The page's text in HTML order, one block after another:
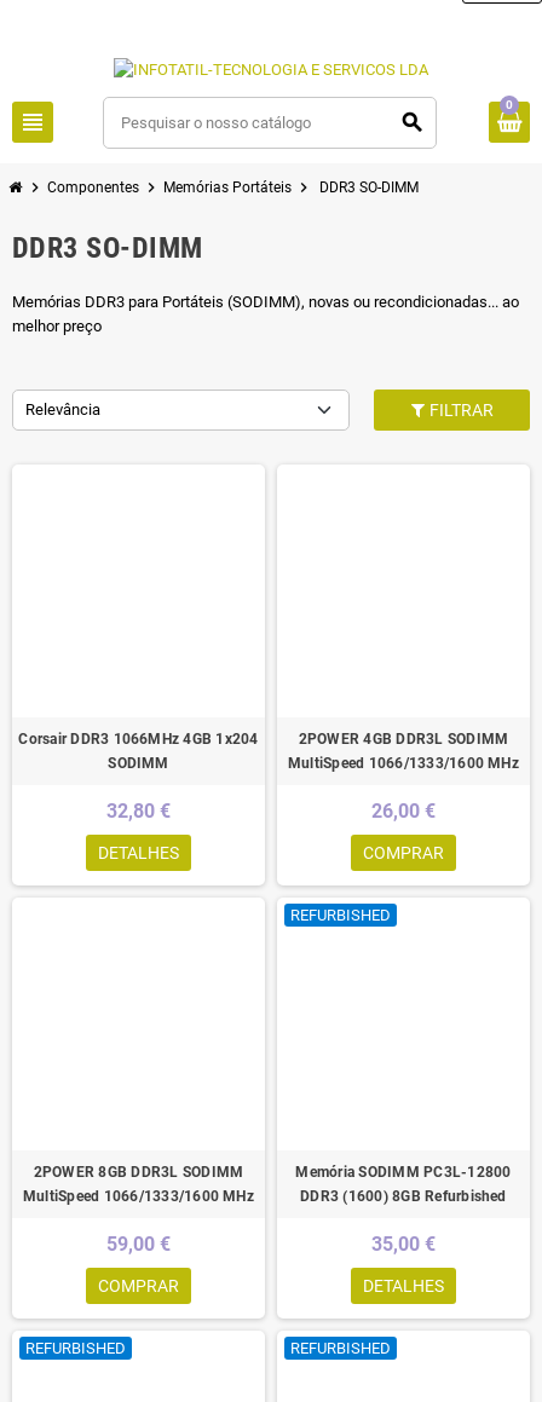
view_headline search
0
chevron_right Componentes chevron_right Memórias Portáteis chevron_right DDR3 SO-DIMM
DDR3 SO-DIMM
Memórias DDR3 para Portáteis (SODIMM), novas ou recondicionadas... ao
melhor preço
Relevância FILTRAR
Corsair DDR3 1066MHz 4GB 1x204
SODIMM
32,80 €
DETALHES
2POWER 4GB DDR3L SODIMM
MultiSpeed 1066/1333/1600 MHz
26,00 €
COMPRAR
2POWER 8GB DDR3L SODIMM
MultiSpeed 1066/1333/1600 MHz
59,00 €
COMPRAR
REFURBISHED
Memória SODIMM PC3L-12800
DDR3 (1600) 8GB Refurbished
35,00 €
DETALHES
REFURBISHED REFURBISHED